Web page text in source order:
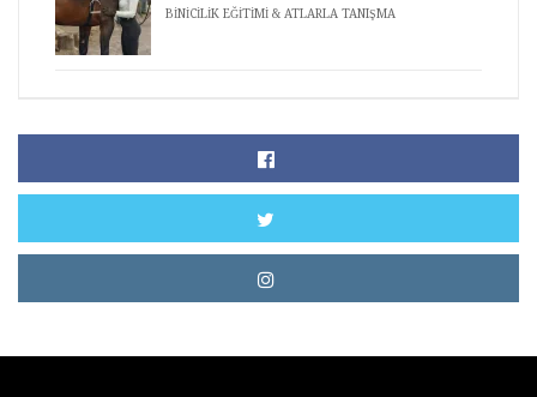
BINICILIK EĞITIMI & ATLARLA TANIŞMA